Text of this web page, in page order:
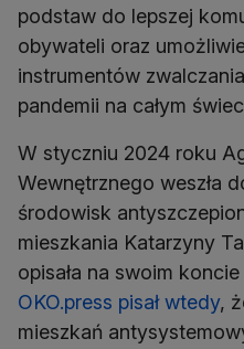
podstaw do lepszej
obywateli oraz
instrumentów
pandemii na całym
W styczniu 2024 roku
Wewnętrznego weszła
środowisk
mieszkania Katarzyny
opisała na swoim
OKO.press pisał wtedy,
mieszkań